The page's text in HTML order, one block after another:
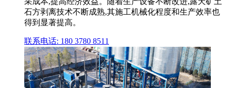
石方剥离技术不断成熟,其施工机械化程度和生产效率也
得到显著提高。
联系电话: 180 3780 8511